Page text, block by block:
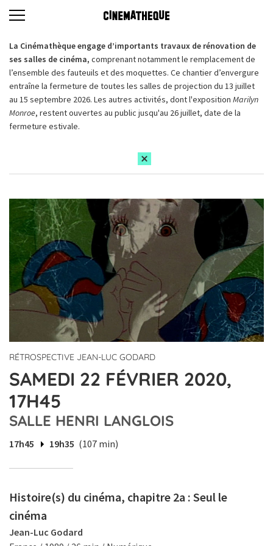
La Cinémathèque engage d’importants travaux de rénovation de
ses salles de cinéma, comprenant notamment le remplacement de
l’ensemble des fauteuils et des moquettes. Ce chantier d’envergure
entraîne la fermeture de toutes les salles de projection du 13 juillet
au 15 septembre 2026. Les autres activités, dont l'exposition Marilyn
Monroe, restent ouvertes au public jusqu'au 26 juillet, date de la
fermeture estivale.
RÉTROSPECTIVE JEAN-LUC GODARD
SAMEDI 22 FÉVRIER 2020,
17H45
SALLE HENRI LANGLOIS
17h45 19h35 (107 min)
Histoire(s) du cinéma, chapitre 2a : Seul le
cinéma
Jean-Luc Godard